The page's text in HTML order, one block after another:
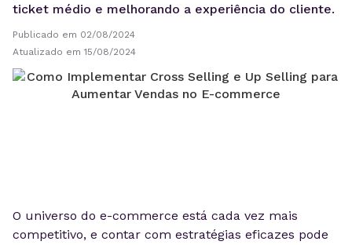
ticket médio e melhorando a experiência do cliente.
Publicado em 02/08/2024
Atualizado em 15/08/2024
O universo do e-commerce está cada vez mais
competitivo, e contar com estratégias eficazes pode